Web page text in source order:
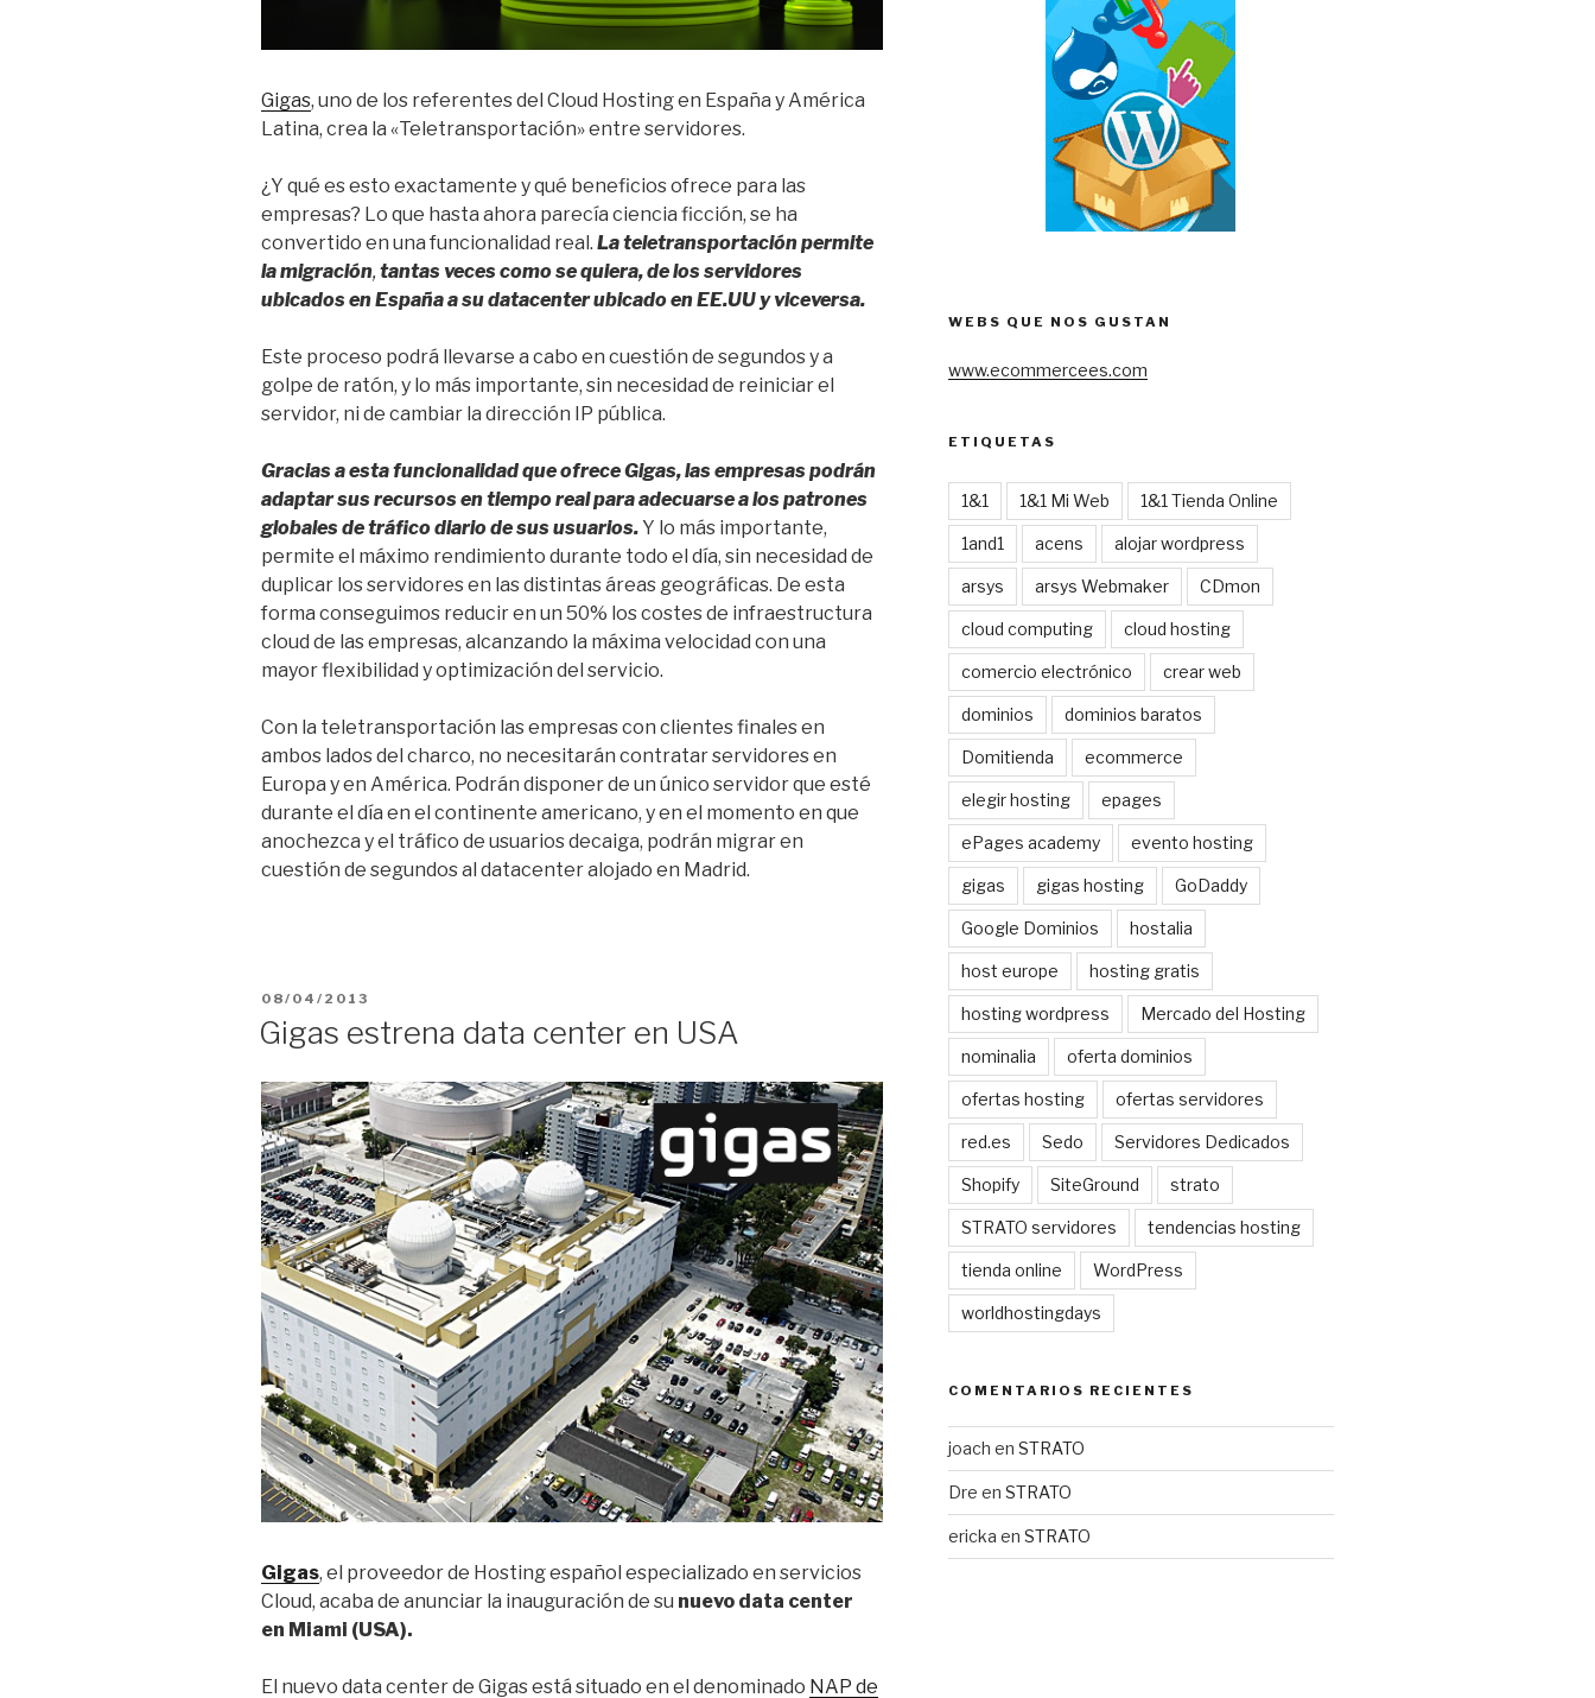
Gigas, uno de los referentes del Cloud Hosting en España y América
Latina, crea la «Teletransportación» entre servidores.
¿Y qué es esto exactamente y qué beneficios ofrece para las
empresas? Lo que hasta ahora parecía ciencia ficción, se ha
convertido en una funcionalidad real. La teletransportación permite
la migración, tantas veces como se quiera, de los servidores
ubicados en España a su datacenter ubicado en EE.UU y viceversa.
Este proceso podrá llevarse a cabo en cuestión de segundos y a
golpe de ratón, y lo más importante, sin necesidad de reiniciar el
servidor, ni de cambiar la dirección IP pública.
Gracias a esta funcionalidad que ofrece Gigas, las empresas podrán
adaptar sus recursos en tiempo real para adecuarse a los patrones
globales de tráfico diario de sus usuarios.Y lo más importante,
permite el máximo rendimiento durante todo el día, sin necesidad de
duplicar los servidores en las distintas áreas geográficas. De esta
forma conseguimos reducir en un 50% los costes de infraestructura
cloud de las empresas, alcanzando la máxima velocidad con una
mayor flexibilidad y optimización del servicio.
Con la teletransportación las empresas con clientes finales en
ambos lados del charco, no necesitarán contratar servidores en
Europa y en América. Podrán disponer de un único servidor que esté
durante el día en el continente americano, y en el momento en que
anochezca y el tráfico de usuarios decaiga, podrán migrar en
cuestión de segundos al datacenter alojado en Madrid.
PUBLICADO
08/04/2013
Gigas estrena data center en USA
Gigas, el proveedor de Hosting español especializado en servicios
Cloud, acaba de anunciar la inauguración de su nuevo data center
en Miami (USA).
El nuevo data center de Gigas está situado en el denominado NAP de
WEBS QUE NOS GUSTAN
www.ecommercees.com
ETIQUETAS
1&1 1&1 Mi Web 1&1 Tienda Online
1and1 acens alojar wordpress
arsys arsys Webmaker CDmon
cloud computing cloud hosting
comercio electrónico crear web
dominios dominios baratos
Domitienda ecommerce
elegir hosting epages
ePages academy evento hosting
gigas gigas hosting GoDaddy
Google Dominios hostalia
host europe hosting gratis
hosting wordpress Mercado del Hosting
nominalia oferta dominios
ofertas hosting ofertas servidores
red.es Sedo Servidores Dedicados
Shopify SiteGround strato
STRATO servidores tendencias hosting
tienda online WordPress
worldhostingdays
COMENTARIOS RECIENTES
joach en STRATO
Dre en STRATO
ericka en STRATO